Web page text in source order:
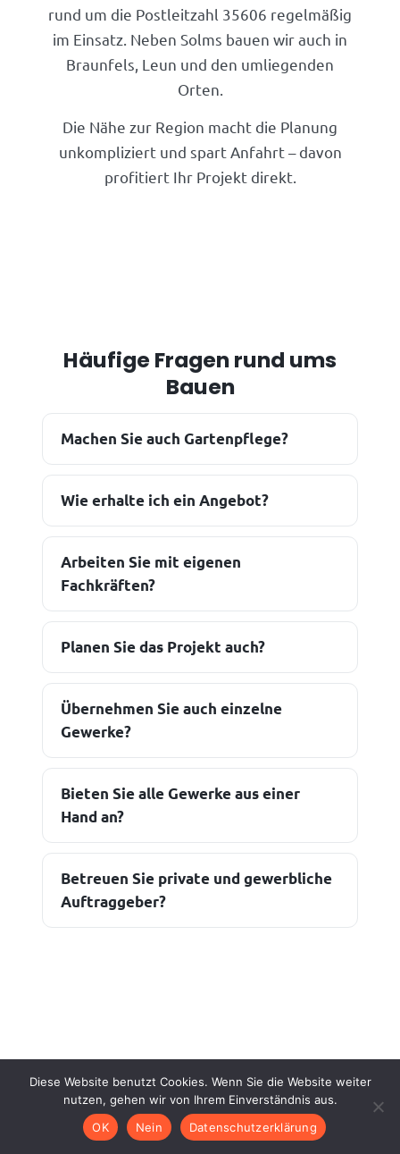
rund um die Postleitzahl 35606 regelmäßig
im Einsatz. Neben Solms bauen wir auch in
Braunfels, Leun und den umliegenden
Orten.
Die Nähe zur Region macht die Planung
unkompliziert und spart Anfahrt – davon
profitiert Ihr Projekt direkt.
Häufige Fragen rund ums
Bauen
Machen Sie auch Gartenpflege?
Wie erhalte ich ein Angebot?
Arbeiten Sie mit eigenen
Fachkräften?
Planen Sie das Projekt auch?
Übernehmen Sie auch einzelne
Gewerke?
Bieten Sie alle Gewerke aus einer
Hand an?
Betreuen Sie private und gewerbliche
Auftraggeber?
KONTAKT
Ihr Bauprojekt? Sprechen wir
Diese Website benutzt Cookies. Wenn Sie die Website weiter
nutzen, gehen wir von Ihrem Einverständnis aus.
OK
Nein Datenschutzerklärung